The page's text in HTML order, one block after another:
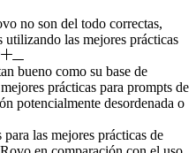
no son del todo correctas,
utilizando las mejores prácticas
bueno como su base de
prácticas para prompts de
potencialmente desordenada o
las mejores prácticas de